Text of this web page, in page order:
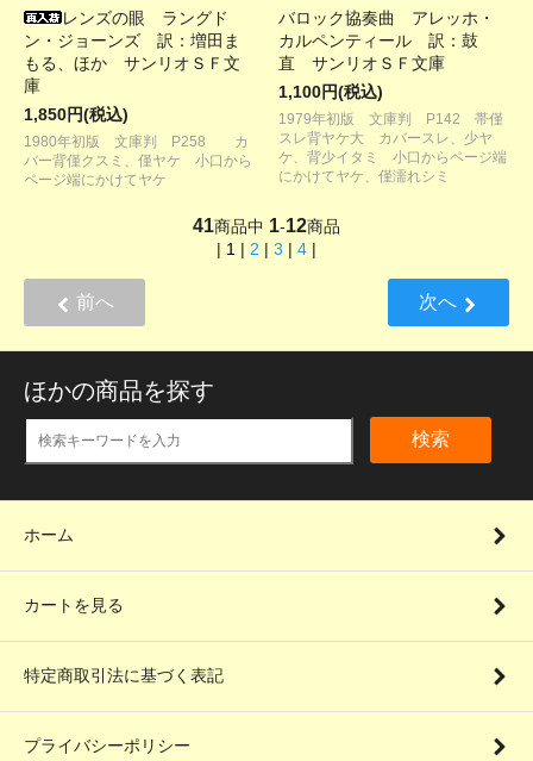
レンズの眼 ラングド
ン・ジョーンズ 訳：増田ま
もる、ほか サンリオＳＦ文
庫
1,850円(税込)
1980年初版 文庫判 P258 カ
バー背僅クスミ、僅ヤケ 小口から
ページ端にかけてヤケ
バロック協奏曲 アレッホ・
カルペンティール 訳：鼓
直 サンリオＳＦ文庫
1,100円(税込)
1979年初版 文庫判 P142 帯僅
スレ背ヤケ大 カバースレ、少ヤ
ケ、背少イタミ 小口からページ端
にかけてヤケ、僅濡れシミ
41商品中 1-12商品
| 1 | 2 | 3 | 4 |
前へ 次へ
ほかの商品を探す
検索
ホーム
カートを見る
特定商取引法に基づく表記
プライバシーポリシー